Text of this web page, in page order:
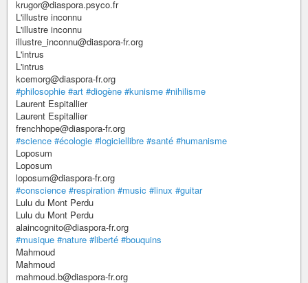
krugor@diaspora.psyco.fr
L'illustre inconnu
L'illustre inconnu
illustre_inconnu@diaspora-fr.org
L'intrus
L'intrus
kcemorg@diaspora-fr.org
#philosophie #art #diogène #kunisme #nihilisme
Laurent Espitallier
Laurent Espitallier
frenchhope@diaspora-fr.org
#science #écologie #logiciellibre #santé #humanisme
Loposum
Loposum
loposum@diaspora-fr.org
#conscience #respiration #music #linux #guitar
Lulu du Mont Perdu
Lulu du Mont Perdu
alaincognito@diaspora-fr.org
#musique #nature #liberté #bouquins
Mahmoud
Mahmoud
mahmoud.b@diaspora-fr.org